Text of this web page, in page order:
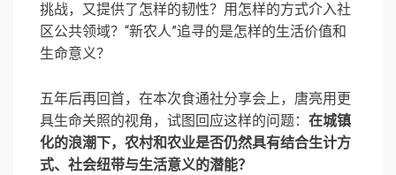
挑战，又提供了怎样的韧性？用怎样的方式介入社
区公共领域？“新农人”追寻的是怎样的生活价值和
生命意义？
五年后再回首，在本次食通社分享会上，唐亮用更
具生命关照的视角，试图回应这样的问题： 在城镇
化的浪潮下，农村和农业是否仍然具有结合生计方
式、社会纽带与生活意义的潜能？